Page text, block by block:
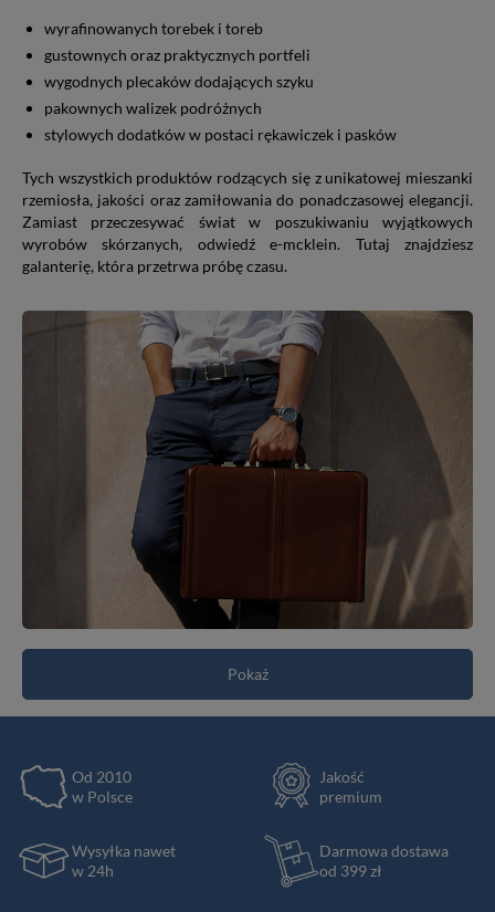
wyrafinowanych torebek i toreb
gustownych oraz praktycznych portfeli
wygodnych plecaków dodających szyku
pakownych walizek podróżnych
stylowych dodatków w postaci rękawiczek i pasków
Tych wszystkich produktów rodzących się z unikatowej mieszanki
rzemiosła, jakości oraz zamiłowania do ponadczasowej elegancji.
Zamiast przeczesywać świat w poszukiwaniu wyjątkowych
wyrobów skórzanych, odwiedź e-mcklein. Tutaj znajdziesz
galanterię, która przetrwa próbę czasu.
Pokaż
Od 2010
w Polsce
Jakość
premium
Wysyłka nawet
w 24h
Darmowa dostawa
od 399 zł